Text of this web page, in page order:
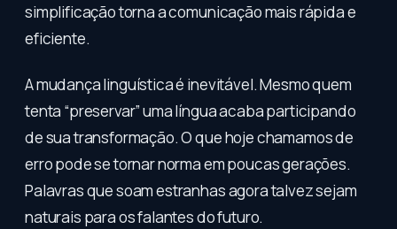
simplificação torna a comunicação mais rápida e
eficiente.
A mudança linguística é inevitável. Mesmo quem
tenta “preservar” uma língua acaba participando
de sua transformação. O que hoje chamamos de
erro pode se tornar norma em poucas gerações.
Palavras que soam estranhas agora talvez sejam
naturais para os falantes do futuro.